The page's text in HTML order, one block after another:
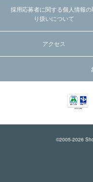
採用応募者に関する個人情報の
り扱いについて
アクセス
©2005-2026